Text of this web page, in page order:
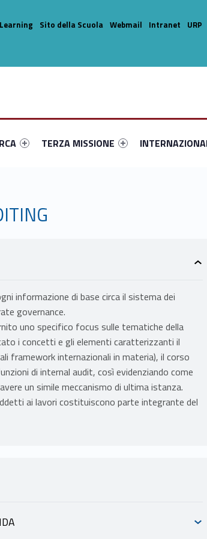
primary-15507-14
#link-menu-primary-89916-33
Link identifier #link-menu-primary-
TERZA MISSIONE
Link identifier
Sito della Scuola Webmail Intranet URP
informazione di base circa il sistema dei
governance.
uno specifico focus sulle tematiche della
i concetti e gli elementi caratterizzanti il
framework internazionali in materia), il corso
di internal audit, così evidenziando come
un simile meccanismo di ultima istanza.
ai lavori costituiscono parte integrante del